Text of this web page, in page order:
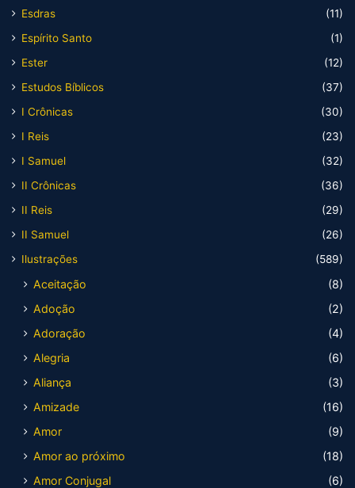
Esdras
(11)
Espírito Santo
(1)
Ester
(12)
Estudos Bíblicos
(37)
I Crônicas
(30)
I Reis
(23)
I Samuel
(32)
II Crônicas
(36)
II Reis
(29)
II Samuel
(26)
Ilustrações
(589)
Aceitação
(8)
Adoção
(2)
Adoração
(4)
Alegria
(6)
Aliança
(3)
Amizade
(16)
Amor
(9)
Amor ao próximo
(18)
Amor Conjugal
(6)